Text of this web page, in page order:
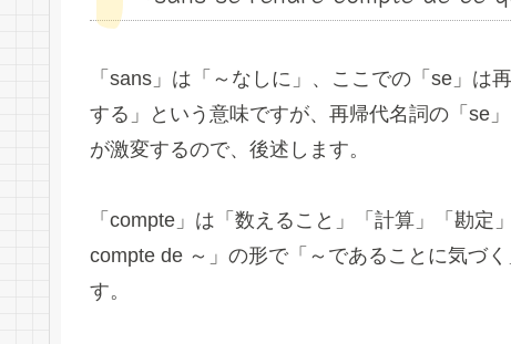
「sans」は「～なしに」、ここでの「se」は
する」という意味ですが、再帰代名詞の「se
が激変するので、後述します。
「compte」は「数えること」「計算」「勘
compte de ～」の形で「～であることに気づ
す。